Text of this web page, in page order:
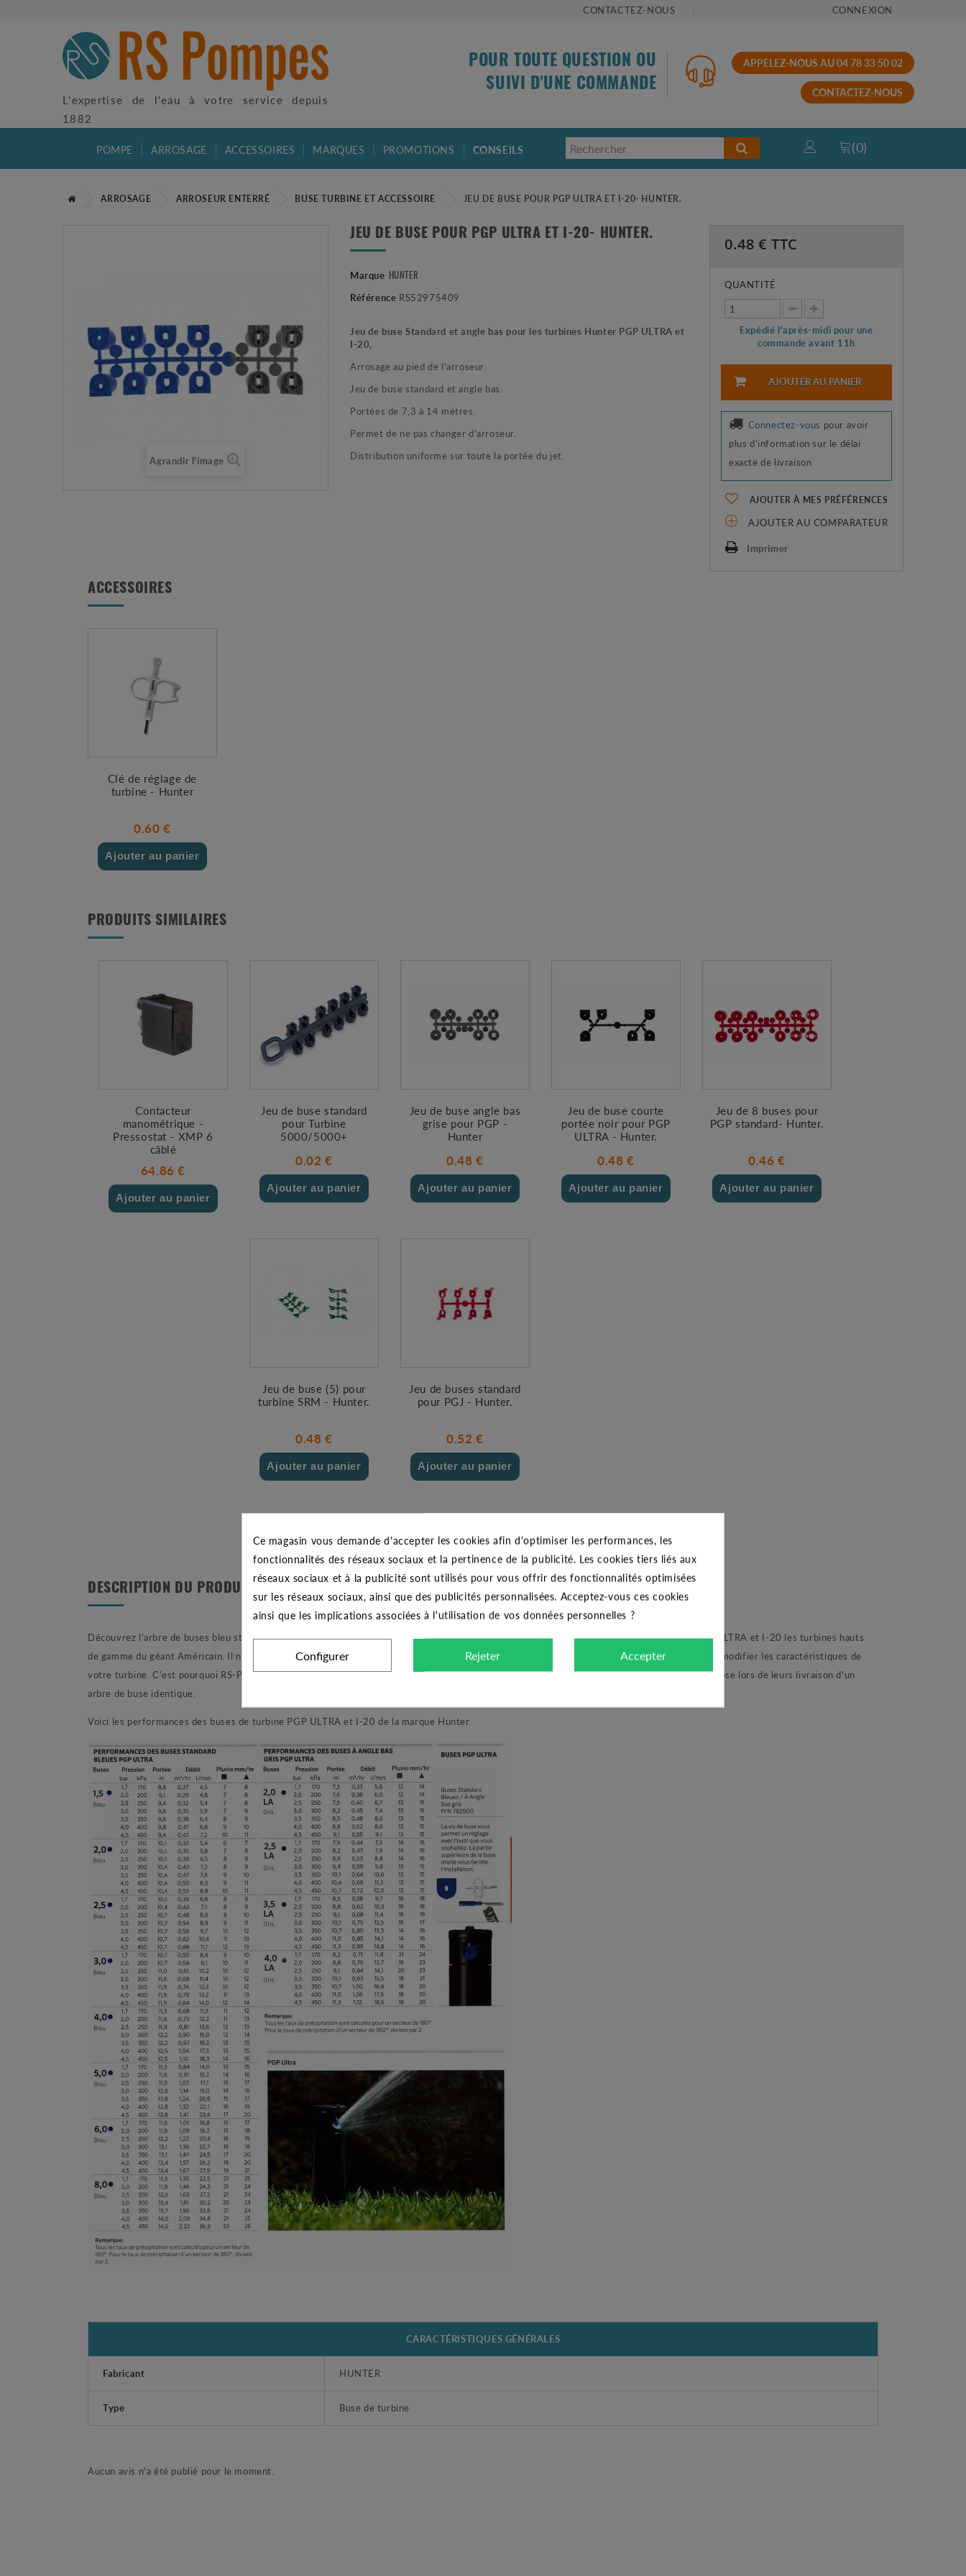
CONTACTEZ-NOUS CONNEXION
L'expertise de l'eau à votre service depuis
1882
POUR TOUTE QUESTION OU
SUIVI D'UNE COMMANDE
APPELEZ-NOUS AU 04 78 33 50 02
CONTACTEZ-NOUS
POMPE ARROSAGE ACCESSOIRES MARQUES PROMOTIONS CONSEILS (0)
ARROSAGE ARROSEUR ENTERRÉ BUSE TURBINE ET ACCESSOIRE JEU DE BUSE POUR PGP ULTRA ET I-20- HUNTER.
Agrandir l'image
JEU DE BUSE POUR PGP ULTRA ET I-20- HUNTER.
Marque HUNTER
Référence RS52975409
Jeu de buse Standard et angle bas pour les turbines Hunter PGP ULTRA et
I-20,
Arrosage au pied de l'arroseur.
Jeu de buse standard et angle bas.
Portées de 7,3 à 14 mètres.
Permet de ne pas changer d'arroseur.
Distribution uniforme sur toute la portée du jet.
0.48 € TTC
QUANTITÉ
Expédié l'après-midi pour une
commande avant 11h
AJOUTER AU PANIER
Connectez-vous pour avoir
plus d'information sur le délai
exacte de livraison
AJOUTER À MES PRÉFÉRENCES
AJOUTER AU COMPARATEUR
Imprimer
ACCESSOIRES
Clé de réglage de
turbine - Hunter
0.60 €
Ajouter au panier
PRODUITS SIMILAIRES
Contacteur
manométrique -
Pressostat - XMP 6
câblé
64.86 €
Ajouter au panier
Jeu de buse standard
pour Turbine
5000/5000+
0.02 €
Ajouter au panier
Jeu de buse angle bas
grise pour PGP -
Hunter
0.48 €
Ajouter au panier
Jeu de buse courte
portée noir pour PGP
ULTRA - Hunter.
0.48 €
Ajouter au panier
Jeu de 8 buses pour
PGP standard- Hunter.
0.46 €
Ajouter au panier
Jeu de buse (5) pour
turbine SRM - Hunter.
0.48 €
Ajouter au panier
Jeu de buses standard
pour PGJ - Hunter.
0.52 €
Ajouter au panier
DESCRIPTION DU PRODUIT
Découvrez l'arbre de buses bleu standard de la marque Hunter. Ces buses au nombre de 8 de monte sur l'arroseur enterré escamotable PGP ULTRA et I-20 les turbines hauts
de gamme du géant Américain. Il n'est pas rare d'égarer vos buses supplémentaires et de vouloir en fonction de l'évolution des espaces verts modifier les caractéristiques de
votre turbine. C'est pourquoi RS-Pompes propose les arbres de buses supplémentaires à moindre coût. Les turbines PGP ULTRA et I-20 dispose lors de leurs livraison d'un
arbre de buse identique.
Voici les performances des buses de turbine PGP ULTRA et I-20 de la marque Hunter.
CARACTÉRISTIQUES GÉNÉRALES
Fabricant HUNTER
Type Buse de turbine
Aucun avis n'a été publié pour le moment.
Ce magasin vous demande d'accepter les cookies afin d'optimiser les performances, les
fonctionnalités des réseaux sociaux et la pertinence de la publicité. Les cookies tiers liés aux
réseaux sociaux et à la publicité sont utilisés pour vous offrir des fonctionnalités optimisées
sur les réseaux sociaux, ainsi que des publicités personnalisées. Acceptez-vous ces cookies
ainsi que les implications associées à l'utilisation de vos données personnelles ?
Configurer Rejeter Accepter